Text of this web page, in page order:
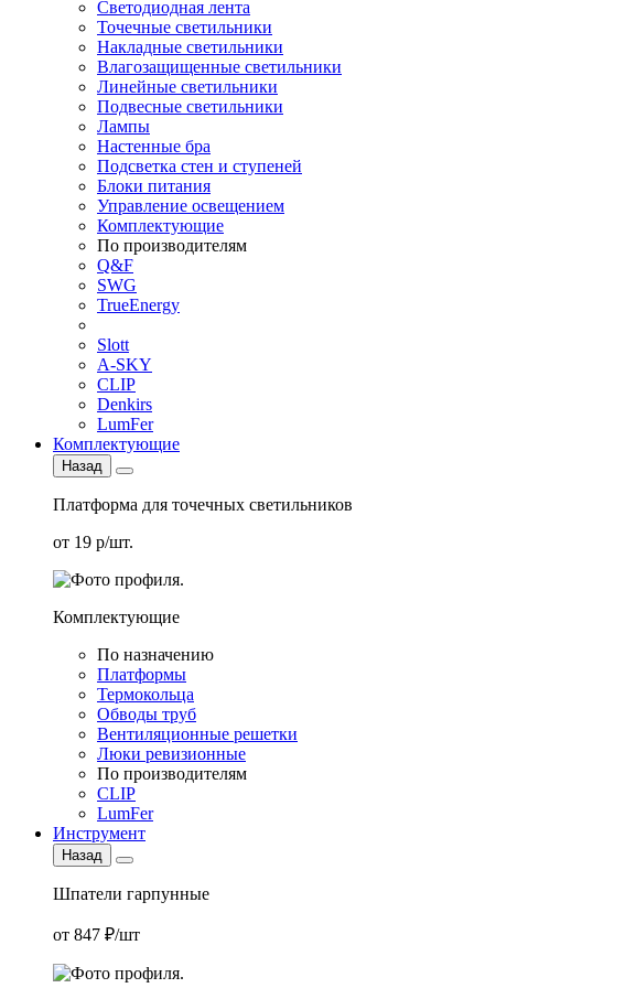
Светодиодная лента
Точечные светильники
Накладные светильники
Влагозащищенные светильники
Линейные светильники
Подвесные светильники
Лампы
Настенные бра
Подсветка стен и ступеней
Блоки питания
Управление освещением
Комплектующие
По производителям
Q&F
SWG
TrueEnergy
Slott
A-SKY
CLIP
Denkirs
LumFer
Комплектующие
Назад
Платформа для точечных светильников
от 19 р/шт.
Комплектующие
По назначению
Платформы
Термокольца
Обводы труб
Вентиляционные решетки
Люки ревизионные
По производителям
CLIP
LumFer
Инструмент
Назад
Шпатели гарпунные
от 847 ₽/шт